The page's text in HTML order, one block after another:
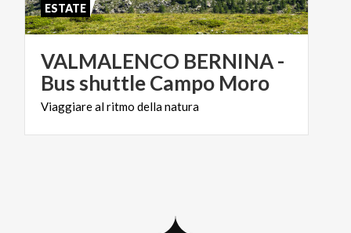
VALMALENCO BERNINA -
Bus shuttle Campo Moro
Viaggiarealritmo dellanatura
ESTATE